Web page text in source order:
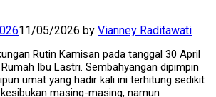
11/05/2026 by Vianney Raditawati
Rutin Kamisan pada tanggal 30 April
Ibu Lastri. Sembahyangan dipimpin
umat yang hadir kali ini terhitung sedikit
masing-masing, namun